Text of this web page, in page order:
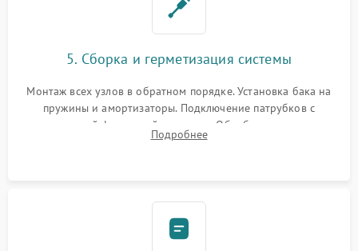
5. Сборка и герметизация системы
Монтаж всех узлов в обратном порядке. Установка бака на
пружины и амортизаторы. Подключение патрубков с
надежной фиксацией хомутами. Обработка стыков
герметиком для предотвращения возможных протечек воды.
Подробнее